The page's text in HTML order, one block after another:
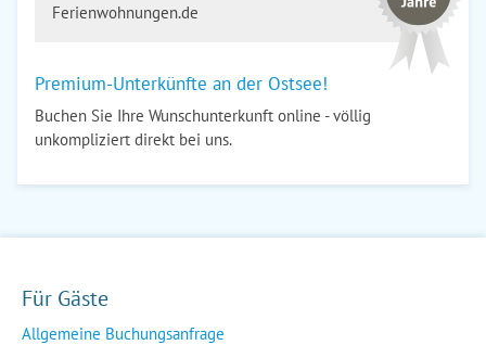
Ferienwohnungen.de
Premium-Unterkünfte an der Ostsee!
Buchen Sie Ihre Wunschunterkunft online - völlig
unkompliziert direkt bei uns.
Für Gäste
Allgemeine Buchungsanfrage